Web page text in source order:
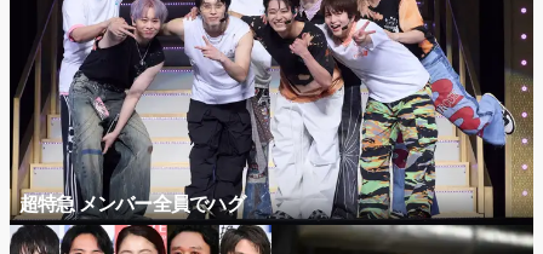
超特急 メンバー全員でハグ